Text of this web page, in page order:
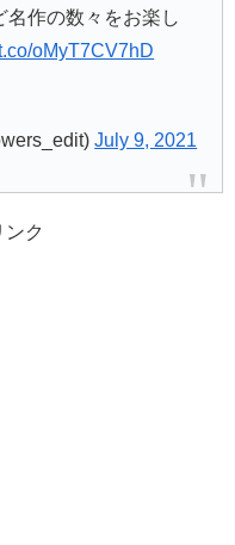
名作の数々をお楽し
oMyT7CV7hD
July 9, 2021
ンク